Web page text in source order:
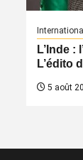
International
L’Inde :
L’édito
5 août